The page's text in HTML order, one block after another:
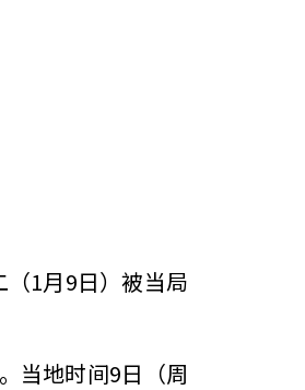
1月9日）被当局
当地时间9日（周